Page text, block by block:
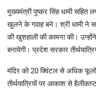
मुख्यमंत्री पुष्कर सिंह धामी
खुलने के गवाह बने। श्री धामी ने
की खुशहाली की कामना की। उन्होंने
बनायेगी। प्रदेश सरकार
मंदिर को 20 क्विंटल से अधिक
तीर्थयात्रियों पर आकाश से